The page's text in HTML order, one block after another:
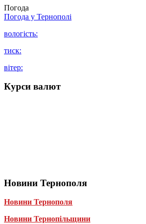
Погода
Погода у Тернополі
вологість:
тиск:
вітер:
Курси валют
Новини Тернополя
Новини Тернополя
Новини Тернопільщини